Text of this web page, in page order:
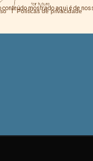
IPolíticas de privacidade
conteúdo mostrado aqui é de